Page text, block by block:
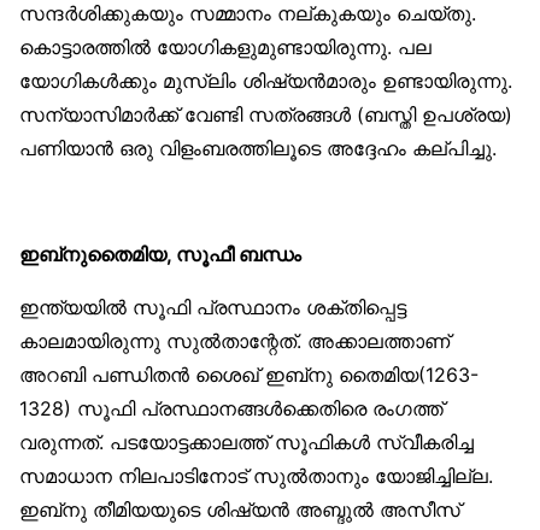
സന്ദര്‍ശിക്കുകയും സമ്മാനം നല്കുകയും ചെയ്തു.
കൊട്ടാരത്തില്‍ യോഗികളുമുണ്ടായിരുന്നു. പല
യോഗികള്‍ക്കും മുസ്‌ലിം ശിഷ്യന്‍മാരും ഉണ്ടായിരുന്നു.
സന്യാസിമാര്‍ക്ക് വേണ്ടി സത്രങ്ങള്‍ (ബസ്തി ഉപശ്രയ)
പണിയാന്‍ ഒരു വിളംബരത്തിലൂടെ അദ്ദേഹം കല്പിച്ചു.
ഇബ്‌നുതൈമിയ, സൂഫീ ബന്ധം
ഇന്ത്യയില്‍ സൂഫി പ്രസ്ഥാനം ശക്തിപ്പെട്ട
കാലമായിരുന്നു സുല്‍താന്റേത്. അക്കാലത്താണ്
അറബി പണ്ഡിതന്‍ ശൈഖ് ഇബ്‌നു തൈമിയ(1263-
1328) സൂഫി പ്രസ്ഥാനങ്ങള്‍ക്കെതിരെ രംഗത്ത്
വരുന്നത്. പടയോട്ടക്കാലത്ത് സൂഫികള്‍ സ്വീകരിച്ച
സമാധാന നിലപാടിനോട് സുല്‍താനും യോജിച്ചില്ല.
ഇബ്‌നു തീമിയയുടെ ശിഷ്യന്‍ അബ്ദുല്‍ അസീസ്